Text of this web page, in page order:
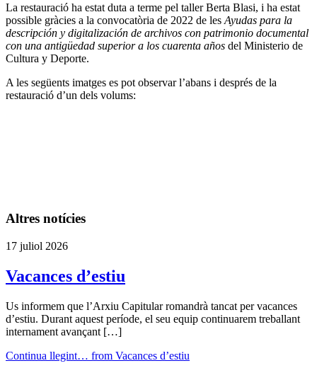
La restauració ha estat duta a terme pel taller Berta Blasi, i ha estat
possible gràcies a la convocatòria de 2022 de les Ayudas para la
descripción y digitalización de archivos con patrimonio documental
con una antigüedad superior a los cuarenta años del Ministerio de
Cultura y Deporte.
A les següents imatges es pot observar l’abans i després de la
restauració d’un dels volums:
Altres notícies
17 juliol 2026
Vacances d’estiu
Us informem que l’Arxiu Capitular romandrà tancat per vacances
d’estiu. Durant aquest període, el seu equip continuarem treballant
internament avançant […]
Continua llegint… from Vacances d’estiu